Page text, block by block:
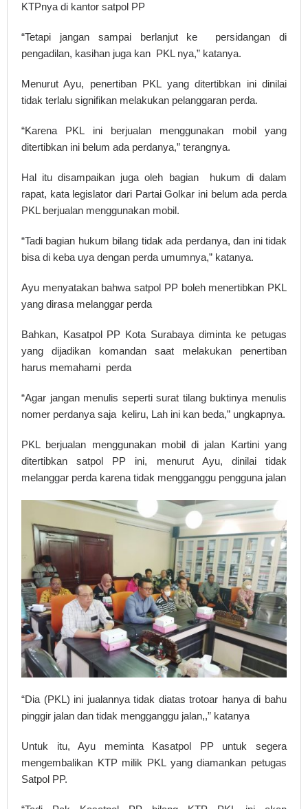
KTPnya di kantor satpol PP
“Tetapi jangan sampai berlanjut ke persidangan di
pengadilan, kasihan juga kan PKL nya,” katanya.
Menurut Ayu, penertiban PKL yang ditertibkan ini dinilai
tidak terlalu signifikan melakukan pelanggaran perda.
“Karena PKL ini berjualan menggunakan mobil yang
ditertibkan ini belum ada perdanya,” terangnya.
Hal itu disampaikan juga oleh bagian hukum di dalam
rapat, kata legislator dari Partai Golkar ini belum ada perda
PKL berjualan menggunakan mobil.
“Tadi bagian hukum bilang tidak ada perdanya, dan ini tidak
bisa di keba uya dengan perda umumnya,” katanya.
Ayu menyatakan bahwa satpol PP boleh menertibkan PKL
yang dirasa melanggar perda
Bahkan, Kasatpol PP Kota Surabaya diminta ke petugas
yang dijadikan komandan saat melakukan penertiban
harus memahami perda
“Agar jangan menulis seperti surat tilang buktinya menulis
nomer perdanya saja keliru, Lah ini kan beda,” ungkapnya.
PKL berjualan menggunakan mobil di jalan Kartini yang
ditertibkan satpol PP ini, menurut Ayu, dinilai tidak
melanggar perda karena tidak mengganggu pengguna jalan
“Dia (PKL) ini jualannya tidak diatas trotoar hanya di bahu
pinggir jalan dan tidak mengganggu jalan,,” katanya
Untuk itu, Ayu meminta Kasatpol PP untuk segera
mengembalikan KTP milik PKL yang diamankan petugas
Satpol PP.